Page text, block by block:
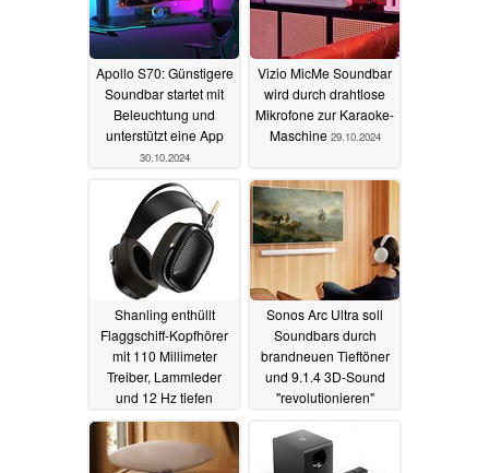
Apollo S70: Günstigere
Soundbar startet mit
Beleuchtung und
unterstützt eine App
30.10.2024
Vizio MicMe Soundbar
wird durch drahtlose
Mikrofone zur Karaoke-
Maschine 29.10.2024
Shanling enthüllt
Flaggschiff-Kopfhörer
mit 110 Millimeter
Treiber, Lammleder
und 12 Hz tiefen
Bässen15.10.2024
Sonos Arc Ultra soll
Soundbars durch
brandneuen Tieftöner
und 9.1.4 3D-Sound
"revolutionieren"